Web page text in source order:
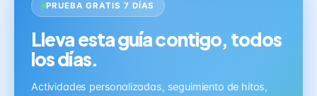
PRUEBA GRATIS 7 DÍAS
Lleva esta guía contigo, todos
los días.
Actividades personalizadas, seguimiento de hitos,